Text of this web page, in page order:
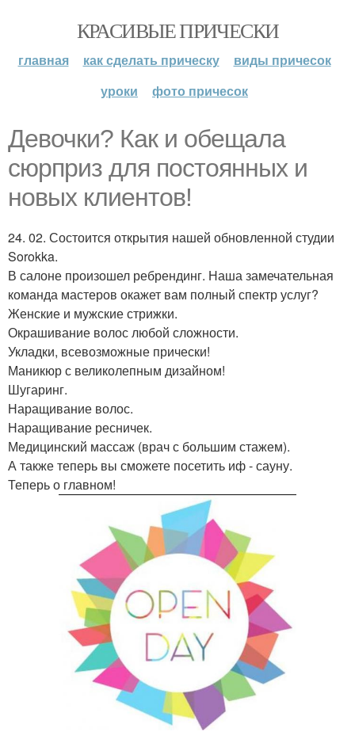
КРАСИВЫЕ ПРИЧЕСКИ
главная как сделать прическу
виды причесок
уроки
фото причесок
Девочки? Как и обещала
сюрприз для постоянных и
новых клиентов!
24. 02. Состоится открытия нашей обновленной студии
Sorokka.
В салоне произошел ребрендинг. Наша замечательная
команда мастеров окажет вам полный спектр услуг?
Женские и мужские стрижки.
Окрашивание волос любой сложности.
Укладки, всевозможные прически!
Маникюр с великолепным дизайном!
Шугаринг.
Наращивание волос.
Наращивание ресничек.
Медицинский массаж (врач с большим стажем).
А также теперь вы сможете посетить иф - сауну.
Теперь о главном!